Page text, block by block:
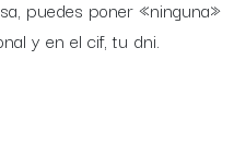
puedes poner «ninguna»
y en el cif, tu dni.